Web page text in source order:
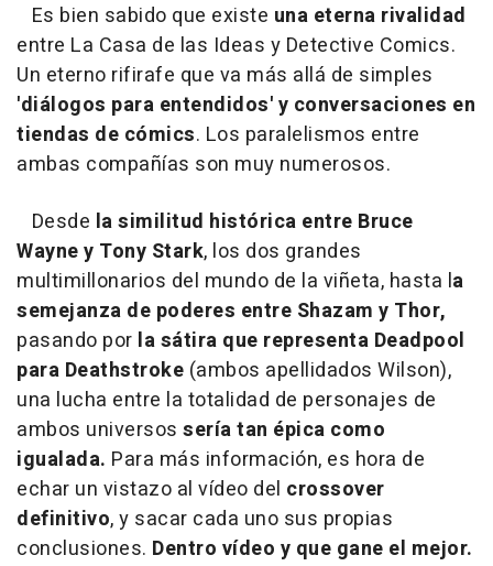
Es bien sabido que existe una eterna rivalidad
entre La Casa de las Ideas y Detective Comics.
Un eterno rifirafe que va más allá de simples
'diálogos para entendidos' y conversaciones en
tiendas de cómics. Los paralelismos entre
ambas compañías son muy numerosos.
Desde la similitud histórica entre Bruce
Wayne y Tony Stark, los dos grandes
multimillonarios del mundo de la viñeta, hasta la
semejanza de poderes entre Shazam y Thor,
pasando por la sátira que representa Deadpool
para Deathstroke (ambos apellidados Wilson),
una lucha entre la totalidad de personajes de
ambos universos sería tan épica como
igualada. Para más información, es hora de
echar un vistazo al vídeo del crossover
definitivo, y sacar cada uno sus propias
conclusiones. Dentro vídeo y que gane el mejor.